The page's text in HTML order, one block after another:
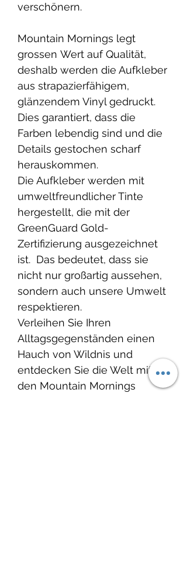
verschönern.
Mountain Mornings legt
grossen Wert auf Qualität,
deshalb werden die Aufkleber
aus strapazierfähigem,
glänzendem Vinyl gedruckt.
Dies garantiert, dass die
Farben lebendig sind und die
Details gestochen scharf
herauskommen.
Die Aufkleber werden mit
umweltfreundlicher Tinte
hergestellt, die mit der
GreenGuard Gold-
Zertifizierung ausgezeichnet
ist. Das bedeutet, dass sie
nicht nur großartig aussehen,
sondern auch unsere Umwelt
respektieren.
Verleihen Sie Ihren
Alltagsgegenständen einen
Hauch von Wildnis und
entdecken Sie die Welt mit
den Mountain Mornings